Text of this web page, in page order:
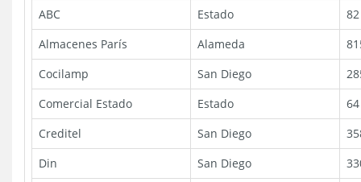
ABC
Estado
82
Almacenes París
Alameda
Cocilamp
San Diego
Comercial Estado
Estado
64
Creditel
San Diego
Din
San Diego